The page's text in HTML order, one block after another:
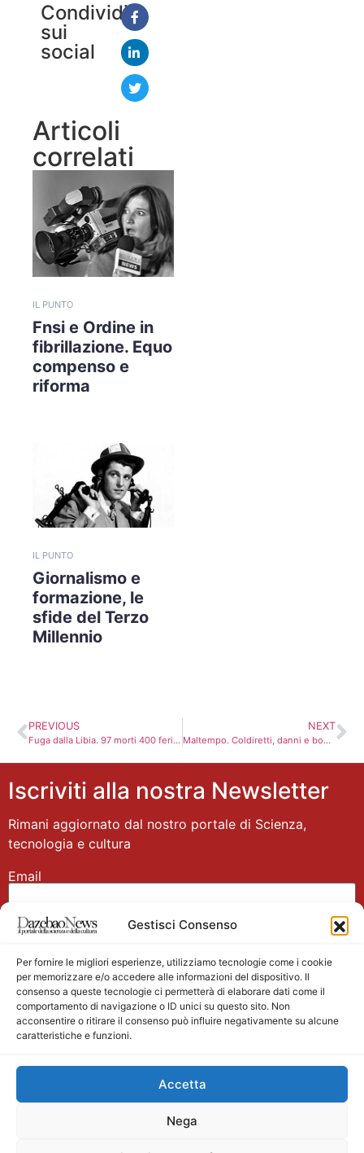
Gestisci Consenso
Per fornire le migliori esperienze, utilizziamo tecnologie come i cookie
per memorizzare e/o accedere alle informazioni del dispositivo. Il
consenso a queste tecnologie ci permetterà di elaborare dati come il
comportamento di navigazione o ID unici su questo sito. Non
acconsentire o ritirare il consenso può influire negativamente su alcune
caratteristiche e funzioni.
Accetta
Nega
Condividi
sui
social
Articoli
correlati
IL PUNTO
Fnsi e Ordine in
fibrillazione. Equo
compenso e
riforma
IL PUNTO
Giornalismo e
formazione, le
sfide del Terzo
Millennio
PREVIOUS
Fuga dalla Libia. 97 morti 400 feriti negli scontri a Tripoli
NEXT
Maltempo. Coldiretti, danni e boom di funghi fuoristagione
Iscriviti alla nostra Newsletter
Rimani aggiornato dal nostro portale di Scienza,
tecnologia e cultura
Email
Nome
Main partner